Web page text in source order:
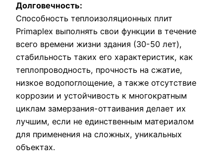
Долговечность:
Способность теплоизоляционных плит
Primaplex выполнять свои функции в течение
всего времени жизни здания (30-50 лет),
стабильность таких его характеристик, как
теплопроводность, прочность на сжатие,
низкое водопоглощение, а также отсутствие
коррозии и устойчивость к многократным
циклам замерзания-оттаивания делает их
лучшим, если не единственным материалом
для применения на сложных, уникальных
объектах.